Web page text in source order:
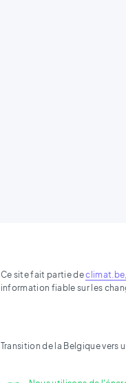
Ce site fait partie de
information fiable sur les
Transition de la Belgique vers